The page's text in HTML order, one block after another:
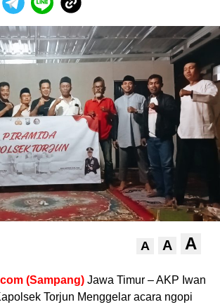
A A A
(Sampang) Jawa Timur – AKP Iwan
Torjun Menggelar acara ngopi